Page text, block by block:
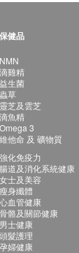
保健品
NMN
滴雞精
益生菌
蟲草
靈芝及雲芝
滴魚精
Omega 3
維他命 及 礦物質
強化免疫力
腸道及消化系統健康
女士及美容
瘦身纖體
心血管健康
骨骼及關節健康
男士健康
頭髮護理
孕婦健康